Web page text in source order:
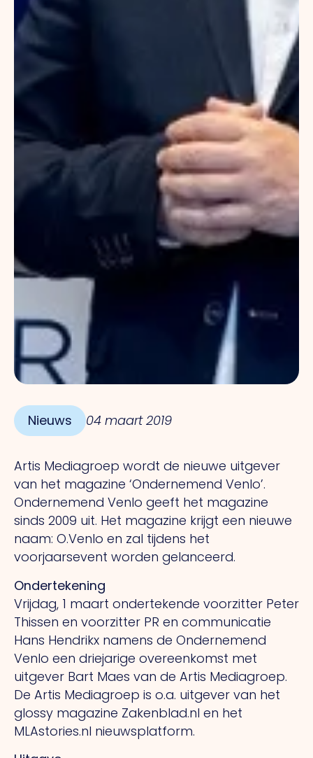
Nieuws 04 maart 2019
Artis Mediagroep wordt de nieuwe uitgever
van het magazine ‘Ondernemend Venlo’.
Ondernemend Venlo geeft het magazine
sinds 2009 uit. Het magazine krijgt een nieuwe
naam: O.Venlo en zal tijdens het
voorjaarsevent worden gelanceerd.
Ondertekening
Vrijdag, 1 maart ondertekende voorzitter Peter
Thissen en voorzitter PR en communicatie
Hans Hendrikx namens de Ondernemend
Venlo een driejarige overeenkomst met
uitgever Bart Maes van de Artis Mediagroep.
De Artis Mediagroep is o.a. uitgever van het
glossy magazine Zakenblad.nl en het
MLAstories.nl nieuwsplatform.